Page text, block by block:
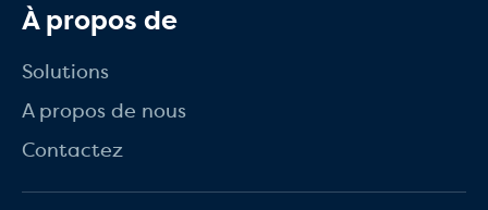
À propos de
Solutions
A propos de nous
Contactez